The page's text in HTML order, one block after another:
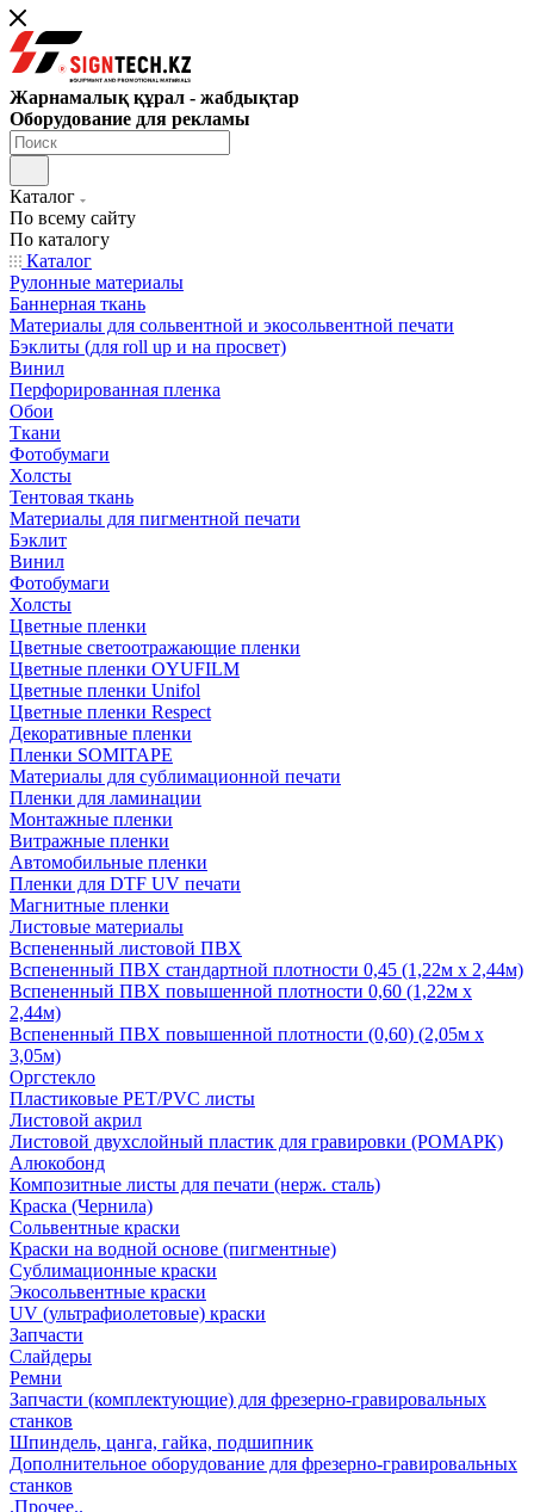
Жарнамалық құрал - жабдықтар
Оборудование для рекламы
Каталог
По всему сайту
По каталогу
Каталог
Рулонные материалы
Баннерная ткань
Материалы для сольвентной и экосольвентной печати
Бэклиты (для roll up и на просвет)
Винил
Перфорированная пленка
Обои
Ткани
Фотобумаги
Холсты
Тентовая ткань
Материалы для пигментной печати
Бэклит
Винил
Фотобумаги
Холсты
Цветные пленки
Цветные светоотражающие пленки
Цветные пленки OYUFILM
Цветные пленки Unifol
Цветные пленки Respect
Декоративные пленки
Пленки SOMITAPE
Материалы для сублимационной печати
Пленки для ламинации
Монтажные пленки
Витражные пленки
Автомобильные пленки
Пленки для DTF UV печати
Магнитные пленки
Листовые материалы
Вспененный листовой ПВХ
Вспененный ПВХ стандартной плотности 0,45 (1,22м х 2,44м)
Вспененный ПВХ повышенной плотности 0,60 (1,22м х
2,44м)
Вспененный ПВХ повышенной плотности (0,60) (2,05м х
3,05м)
Оргстекло
Пластиковые PET/PVC листы
Листовой акрил
Листовой двухслойный пластик для гравировки (РОМАРК)
Алюкобонд
Композитные листы для печати (нерж. сталь)
Краска (Чернила)
Сольвентные краски
Краски на водной основе (пигментные)
Сублимационные краски
Экосольвентные краски
UV (ультрафиолетовые) краски
Запчасти
Слайдеры
Ремни
Запчасти (комплектующие) для фрезерно-гравировальных
станков
Шпиндель, цанга, гайка, подшипник
Дополнительное оборудование для фрезерно-гравировальных
станков
.Прочее..